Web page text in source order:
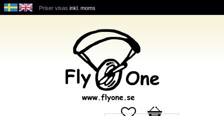
Priser visas inkl. moms
Favoriter
Kundvagn